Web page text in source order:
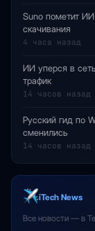
Suno пометит
скачивания
4 часа назад
ИИ уперся в
трафик
14 часов назад
Русский гид по
сменились
14 часов назад
iTech News
Все новости — в